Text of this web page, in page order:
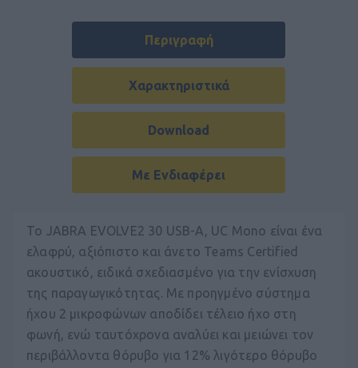
Περιγραφή
Χαρακτηριστικά
Download
Με Ενδιαφέρει
Το JABRA EVOLVE2 30 USB-A, UC Mono είναι ένα
ελαφρύ, αξιόπιστο και άνετο Teams Certified
ακουστικό, ειδικά σχεδιασμένο για την ενίσχυση
της παραγωγικότητας. Με προηγμένο σύστημα
ήχου 2 μικροφώνων αποδίδει τέλειο ήχο στη
φωνή, ενώ ταυτόχρονα αναλύει και μειώνει τον
περιβάλλοντα θόρυβο για 12% λιγότερο θόρυβο